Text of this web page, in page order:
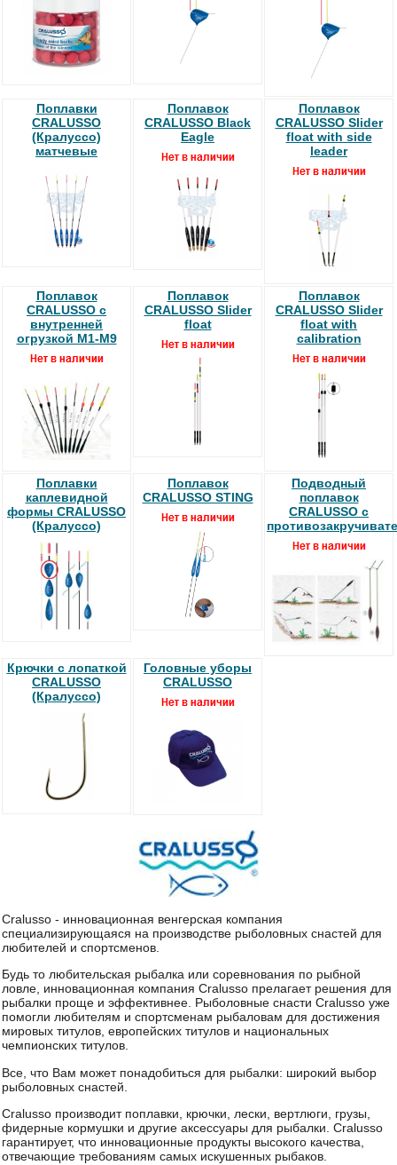
Поплавки
CRALUSSO
(Кралуссо)
матчевые
Поплавок
CRALUSSO Black
Eagle
Поплавок
CRALUSSO Slider
float with side
leader
Поплавок
CRALUSSO с
внутренней
огрузкой M1-M9
Поплавок
CRALUSSO Slider
float
Поплавок
CRALUSSO Slider
float with
calibration
Поплавки
каплевидной
формы CRALUSSO
(Кралуссо)
Поплавок
CRALUSSO STING
Подводный
поплавок
CRALUSSO с
Крючки с лопаткой
CRALUSSO
(Кралуссо)
Головные уборы
CRALUSSO
Cralusso - инновационная венгерская компания
специализирующаяся на производстве рыболовных снастей для
любителей и спортсменов.
Будь то любительская рыбалка или соревнования по рыбной
ловле, инновационная компания Cralusso прелагает решения для
рыбалки проще и эффективнее. Рыболовные снасти Cralusso уже
помогли любителям и спортсменам рыбаловам для достижения
мировых титулов, европейских титулов и национальных
чемпионских титулов.
Все, что Вам может понадобиться для рыбалки: широкий выбор
рыболовных снастей.
Cralusso производит поплавки, крючки, лески, вертлюги, грузы,
фидерные кормушки и другие аксессуары для рыбалки. Cralusso
гарантирует, что инновационные продукты высокого качества,
отвечающие требованиям самых искушенных рыбаков.